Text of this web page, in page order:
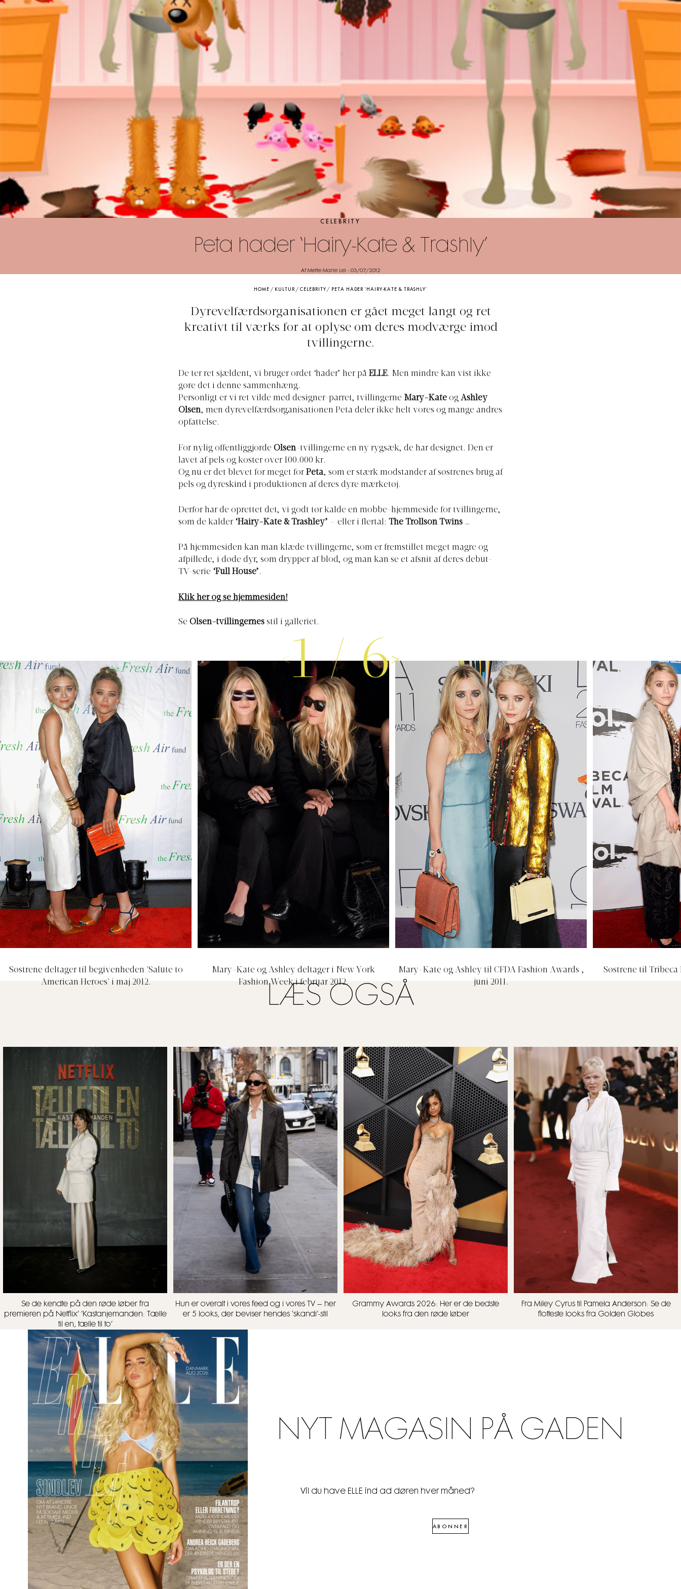
CELEBRITY
Peta hader ‘Hairy-Kate & Trashly’
Af Mette Marie Lei - 03/07/2012
HOME / KULTUR/CELEBRITY / PETA HADER ‘HAIRY-KATE & TRASHLY’
Dyrevelfærdsorganisationen er gået meget langt og ret
kreativt til værks for at oplyse om deres modværge imod
tvillingerne.
De ter ret sjældent, vi bruger ordet ‘hader’ her på ELLE. Men mindre kan vist ikke
gøre det i denne sammenhæng.
Personligt er vi ret vilde med designer-parret, tvillingerne Mary-Kate og Ashley
Olsen, men dyrevelfærdsorganisationen Peta deler ikke helt vores og mange andres
opfattelse.
For nylig offentliggjorde Olsen-tvillingerne en ny rygsæk, de har designet. Den er
lavet af pels og koster over 100.000 kr.
Og nu er det blevet for meget for Peta, som er stærk modstander af søstrenes brug af
pels og dyreskind i produktionen af deres dyre mærketøj.
Derfor har de oprettet det, vi godt tør kalde en mobbe-hjemmeside for tvillingerne,
som de kalder ‘Hairy-Kate & Trashley’ – eller i flertal: The Trollson Twins …
På hjemmesiden kan man klæde tvillingerne, som er fremstillet meget magre og
afpillede, i døde dyr, som drypper af blod, og man kan se et afsnit af deres debut-
TV-serie ‘Full House’.
Klik her og se hjemmesiden!
Se Olsen-tvillingernes stil i galleriet.
1/6
Søstrene deltager til begivenheden 'Salute to
American Heroes' i maj 2012.
Mary-Kate og Ashley deltager i New York
Fashion Week i februar 2012.
Mary-Kate og Ashley til CFDA Fashion Awards ,
juni 2011.
Søstrene til Tribeca
LÆS OGSÅ
Se de kendte på den røde løber fra
premieren på Netflix’ ’Kastanjemanden: Tælle
til en, tælle til to’
Hun er overalt i vores feed og i vores TV – her
er 5 looks, der beviser hendes ‘skandi’-stil
Grammy Awards 2026: Her er de bedste
looks fra den røde løber
Fra Miley Cyrus til Pamela Anderson: Se de
flotteste looks fra Golden Globes
NYT MAGASIN PÅ GADEN
Vil du have ELLE ind ad døren hver måned?
ABONNER